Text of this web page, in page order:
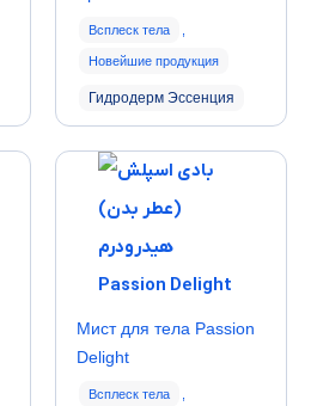
Всплеск тела
Новейшие продукция
Гидродерм Эссенция
Мист для тела Passion
Delight
Всплеск тела